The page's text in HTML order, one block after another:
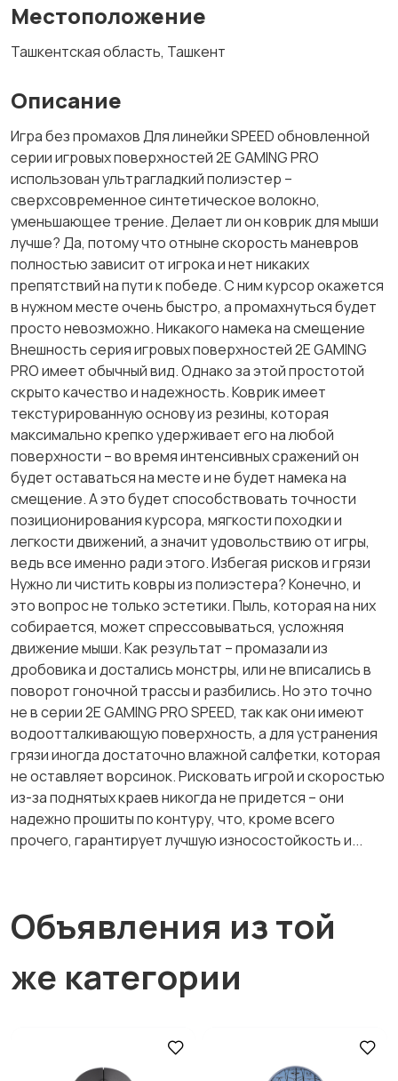
Местоположение
Ташкентская область, Ташкент
Описание
Игра без промахов Для линейки SPEED обновленной
серии игровых поверхностей 2E GAMING PRO
использован ультрагладкий полиэстер –
сверхсовременное синтетическое волокно,
уменьшающее трение. Делает ли он коврик для мыши
лучше? Да, потому что отныне скорость маневров
полностью зависит от игрока и нет никаких
препятствий на пути к победе. С ним курсор окажется
в нужном месте очень быстро, а промахнуться будет
просто невозможно. Никакого намека на смещение
Внешность серия игровых поверхностей 2E GAMING
PRO имеет обычный вид. Однако за этой простотой
скрыто качество и надежность. Коврик имеет
текстурированную основу из резины, которая
максимально крепко удерживает его на любой
поверхности – во время интенсивных сражений он
будет оставаться на месте и не будет намека на
смещение. А это будет способствовать точности
позиционирования курсора, мягкости походки и
легкости движений, а значит удовольствию от игры,
ведь все именно ради этого. Избегая рисков и грязи
Нужно ли чистить ковры из полиэстера? Конечно, и
это вопрос не только эстетики. Пыль, которая на них
собирается, может спрессовываться, усложняя
движение мыши. Как результат – промазали из
дробовика и достались монстры, или не вписались в
поворот гоночной трассы и разбились. Но это точно
не в серии 2E GAMING PRO SPEED, так как они имеют
водоотталкивающую поверхность, а для устранения
грязи иногда достаточно влажной салфетки, которая
не оставляет ворсинок. Рисковать игрой и скоростью
из-за поднятых краев никогда не придется – они
надежно прошиты по контуру, что, кроме всего
прочего, гарантирует лучшую износостойкость и...
Объявления из той
же категории